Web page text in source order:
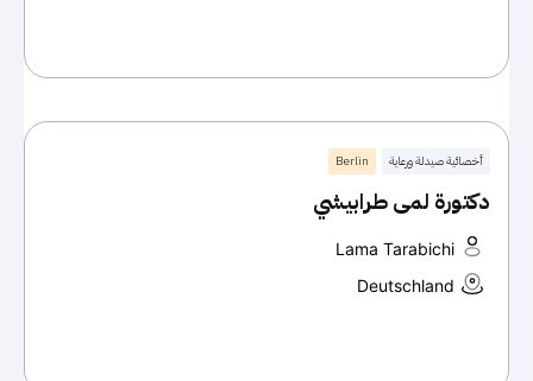
أخصائية صيدلة ورعاية Berlin
دكتورة لمى طرابيشي
Lama Tarabichi
Deutschland